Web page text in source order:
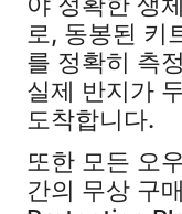
로, 동봉된 키
를 정확히 측
실제 반지가
도착합니다.
또한 모든 오
간의 무상 구